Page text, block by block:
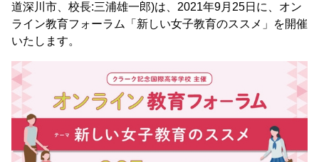
道深川市、校長:三浦雄一郎)は、2021年9月25日に、オン
ライン教育フォーラム「新しい女子教育のススメ」を開催
いたします。